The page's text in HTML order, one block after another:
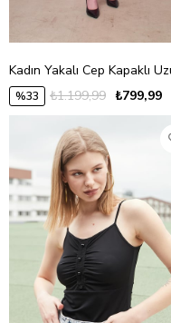
%33 ₺799,99
₺1.199,99